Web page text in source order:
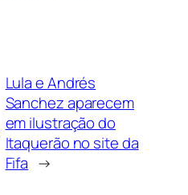
Lula e Andrés
Sanchez aparecem
em ilustração do
Itaquerão no site da
Fifa →